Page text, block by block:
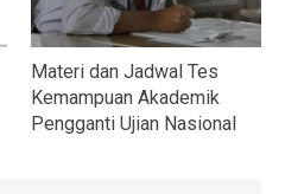
Materi dan Jadwal Tes
Kemampuan Akademik
Pengganti Ujian Nasional